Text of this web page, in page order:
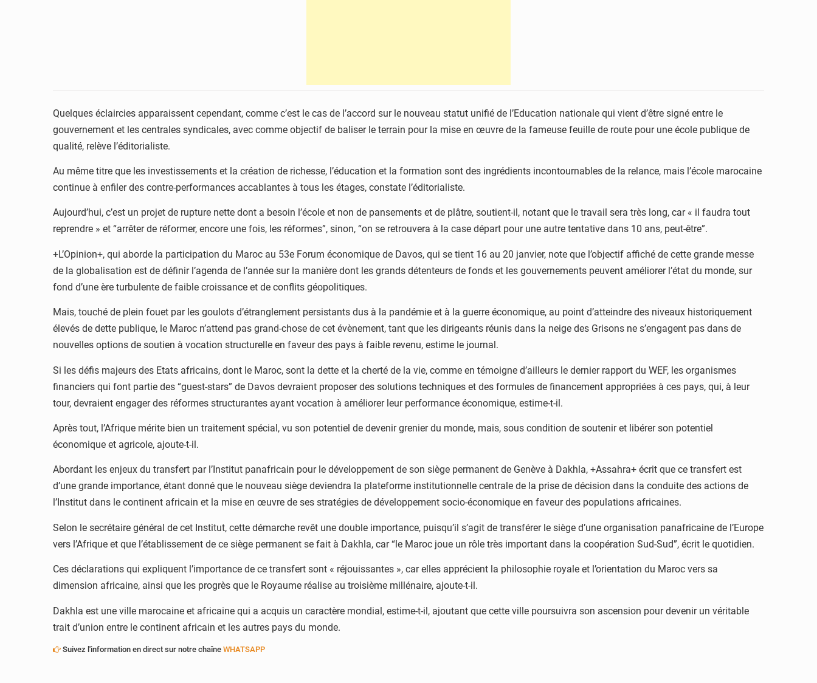
Quelques éclaircies apparaissent cependant, comme c’est le cas de l’accord sur le nouveau statut unifié de l’Education nationale qui vient d’être signé entre le
gouvernement et les centrales syndicales, avec comme objectif de baliser le terrain pour la mise en œuvre de la fameuse feuille de route pour une école publique de
qualité, relève l’éditorialiste.
Au même titre que les investissements et la création de richesse, l’éducation et la formation sont des ingrédients incontournables de la relance, mais l’école marocaine
continue à enfiler des contre-performances accablantes à tous les étages, constate l’éditorialiste.
Aujourd’hui, c’est un projet de rupture nette dont a besoin l’école et non de pansements et de plâtre, soutient-il, notant que le travail sera très long, car « il faudra tout
reprendre » et “arrêter de réformer, encore une fois, les réformes”, sinon, “on se retrouvera à la case départ pour une autre tentative dans 10 ans, peut-être”.
+L’Opinion+, qui aborde la participation du Maroc au 53e Forum économique de Davos, qui se tient 16 au 20 janvier, note que l’objectif affiché de cette grande messe
de la globalisation est de définir l’agenda de l’année sur la manière dont les grands détenteurs de fonds et les gouvernements peuvent améliorer l’état du monde, sur
fond d’une ère turbulente de faible croissance et de conflits géopolitiques.
Mais, touché de plein fouet par les goulots d’étranglement persistants dus à la pandémie et à la guerre économique, au point d’atteindre des niveaux historiquement
élevés de dette publique, le Maroc n’attend pas grand-chose de cet évènement, tant que les dirigeants réunis dans la neige des Grisons ne s’engagent pas dans de
nouvelles options de soutien à vocation structurelle en faveur des pays à faible revenu, estime le journal.
Si les défis majeurs des Etats africains, dont le Maroc, sont la dette et la cherté de la vie, comme en témoigne d’ailleurs le dernier rapport du WEF, les organismes
financiers qui font partie des “guest-stars” de Davos devraient proposer des solutions techniques et des formules de financement appropriées à ces pays, qui, à leur
tour, devraient engager des réformes structurantes ayant vocation à améliorer leur performance économique, estime-t-il.
Après tout, l’Afrique mérite bien un traitement spécial, vu son potentiel de devenir grenier du monde, mais, sous condition de soutenir et libérer son potentiel
économique et agricole, ajoute-t-il.
Abordant les enjeux du transfert par l’Institut panafricain pour le développement de son siège permanent de Genève à Dakhla, +Assahra+ écrit que ce transfert est
d’une grande importance, étant donné que le nouveau siège deviendra la plateforme institutionnelle centrale de la prise de décision dans la conduite des actions de
l’Institut dans le continent africain et la mise en œuvre de ses stratégies de développement socio-économique en faveur des populations africaines.
Selon le secrétaire général de cet Institut, cette démarche revêt une double importance, puisqu’il s’agit de transférer le siège d’une organisation panafricaine de l’Europe
vers l’Afrique et que l’établissement de ce siège permanent se fait à Dakhla, car “le Maroc joue un rôle très important dans la coopération Sud-Sud”, écrit le quotidien.
Ces déclarations qui expliquent l’importance de ce transfert sont « réjouissantes », car elles apprécient la philosophie royale et l’orientation du Maroc vers sa
dimension africaine, ainsi que les progrès que le Royaume réalise au troisième millénaire, ajoute-t-il.
Dakhla est une ville marocaine et africaine qui a acquis un caractère mondial, estime-t-il, ajoutant que cette ville poursuivra son ascension pour devenir un véritable
trait d’union entre le continent africain et les autres pays du monde.
Suivez l'information en direct sur notre chaîne WHATSAPP